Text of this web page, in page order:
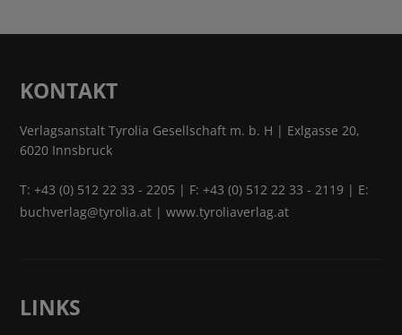
KONTAKT
Verlagsanstalt Tyrolia Gesellschaft m. b. H | Exlgasse 20,
6020 Innsbruck
T:+43 (0) 512 22 33 - 2205 | F: +43 (0) 512 22 33 - 2119 | E:
buchverlag@tyrolia.at |www.tyroliaverlag.at
LINKS